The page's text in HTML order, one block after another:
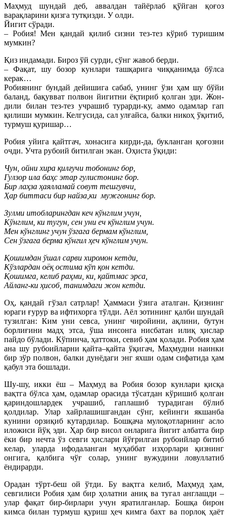
Маҳмуд шундай деб, аввалдан тайёрлаб қўйган қоғоз
варақларини қизга тутқизди. У олди.
Йигит сўради.
– Робия! Мен қандай қилиб сизни тез-тез кўриб туришим
мумкин?
Қиз индамади. Бироз ўй сурди, сўнг жавоб берди.
– Фақат, шу бозор кунлари ташқарига чиққанимда бўлса
керак…
Робиянинг бундай дейишига сабаб, унинг ўзи ҳам шу бўйи
баланд, бақувват полвон йигитни ёқтириб қолган эди. Жон-
дили билан тез-тез учрашиб турарди-ку, аммо одамлар гап
қилиши мумкин. Келгусида, сал улғайса, балки никоҳ ўқитиб,
турмуш қуришар…
Робия уйига қайтгач, хонасига кирди-да, букланган қоғозни
очди. Учта рубоий битилган экан. Оҳиста ўқиди:
Чун, ойни хира қилғучи тобонинг бор,
Гулзор ила баҳс этар гулистонинг бор.
Бир лаҳза ҳаялламай совут тешгувчи,
Ҳар биттаси бир найза,ки мужгонинг бор.
Зулми итобларингдан кеч кўнглим учун,
Кўнглим, ки тугун, сен уни еч кўнглим учун.
Мен кўнглинг учун ўзгага бермам кўнглим,
Сен ўзгага берма кўнгил ҳеч кўнглим учун.
Қошимдан ўшал сарви хиромон кетди,
Кўзлардан оёқ остима кўп қон кетди.
Қошимга, келиб раҳми, ки, қайтмас эрса,
Айланг-ки ҳисоб, танимдаги жон кетди.
Оҳ, қандай гўзал сатрлар! Ҳаммаси ўзига аталган. Қизнинг
юраги ғурур ва ифтихорга тўлди. Аёл зотининг қалби шундай
тузилган: Ким уни севса, унинг чиройини, ақлини, бутун
борлиғини мадҳ этса, ўша инсонга нисбатан илиқ ҳислар
пайдо бўлади. Кўпинча, ҳаттоки, севиб ҳам қолади. Робия ҳам
ана шу рубоийларни қайта–қайта ўқигач, Маҳмудни наинки
бир зўр полвон, балки дунёдаги энг яхши одам сифатида ҳам
қабул эта бошлади.
Шу-шу, икки ёш – Маҳмуд ва Робия бозор кунлари қисқа
вақтга бўлса ҳам, одамлар орасида тўсатдан кўришиб қолган
қариндошлардек учрашиб, гаплашиб турадиган бўлиб
қолдилар. Улар хайрлашишгандан сўнг, кейинги якшанба
кунини орзиқиб кутардилар. Бошқача мулоқотларнинг асло
иложиси йўқ эди. Ҳар бир висол онларига йигит албатта бир
ёки бир нечта ўз севги ҳислари йўғрилган рубоийлар битиб
келар, уларда ифодаланган муҳаббат изҳорлари қизнинг
онгига, қалбига чўғ солар, унинг вужудини ловуллатиб
ёндирарди.
Орадан тўрт-беш ой ўтди. Бу вақтга келиб, Маҳмуд ҳам,
севгилиси Робия ҳам бир ҳолатни аниқ ва тугал англашди –
улар фақат бир-бирлари учун яратилганлар. Бошқа бирон
кимса билан турмуш қуриш ҳеч кимга бахт ва порлоқ ҳаёт